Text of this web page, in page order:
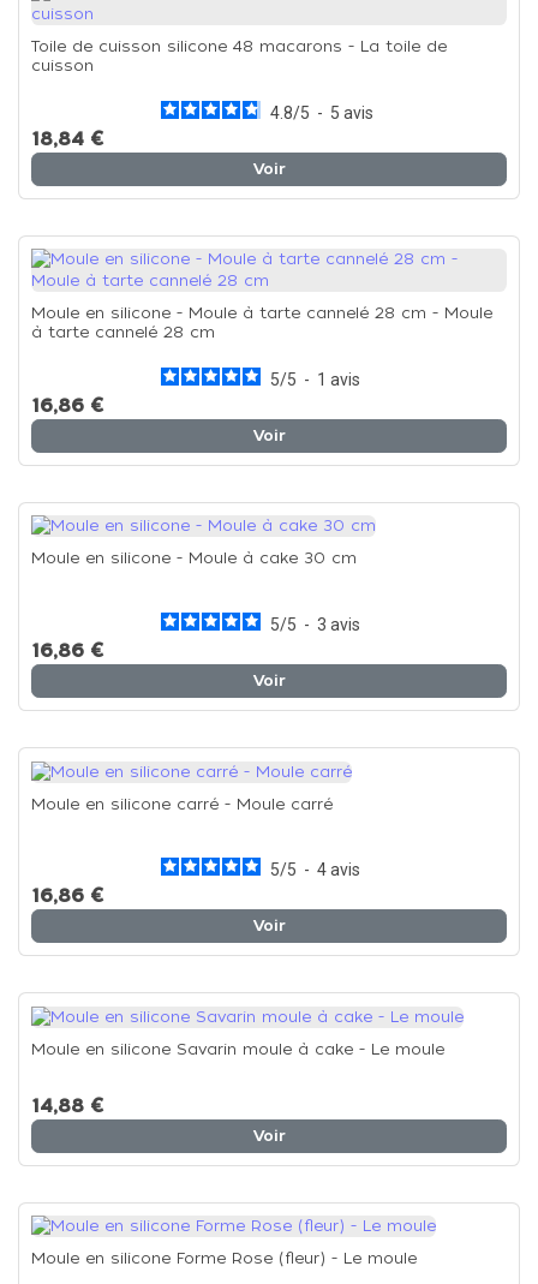
Toile de cuisson silicone 48 macarons - La toile de
cuisson
4.8/5 - 5 avis
18,84 €
Voir
Moule en silicone - Moule à tarte cannelé 28 cm - Moule
à tarte cannelé 28 cm
5/5 - 1 avis
16,86 €
Voir
Moule en silicone - Moule à cake 30 cm
5/5 - 3 avis
16,86 €
Voir
Moule en silicone carré - Moule carré
5/5 - 4avis
16,86 €
Voir
Moule en silicone Savarin moule à cake - Le moule
14,88 €
Voir
Moule en silicone Forme Rose (fleur) - Le moule